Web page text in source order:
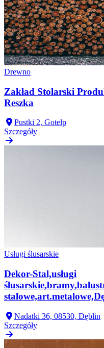
Drewno
Zakład Stolarski
Reszka
Pustki 2, Gotelp
Szczegóły
Usługi ślusarskie
Dekor-Stal,usługi
Nadatki 36, 08530, Dęblin
Szczegóły